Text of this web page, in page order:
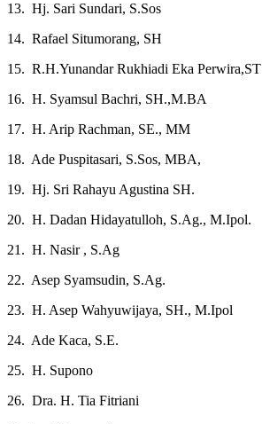
13. Hj. Sari Sundari, S.Sos
14. Rafael Situmorang, SH
15. R.H.Yunandar Rukhiadi Eka Perwira,ST
16. H. Syamsul Bachri, SH.,M.BA
17. H. Arip Rachman, SE., MM
18. Ade Puspitasari, S.Sos, MBA,
19. Hj. Sri Rahayu Agustina SH.
20. H. Dadan Hidayatulloh, S.Ag., M.Ipol.
21. H. Nasir , S.Ag
22. Asep Syamsudin, S.Ag.
23. H. Asep Wahyuwijaya, SH., M.Ipol
24. Ade Kaca, S.E.
25. H. Supono
26. Dra. H. Tia Fitriani